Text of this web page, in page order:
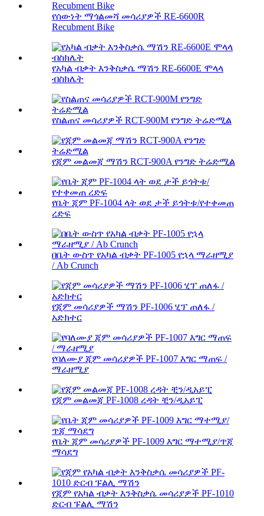
የሰውነት ማጎልመሻ መሳሪያዎች RE-6600R
Recubment Bike
የአካል ብቃት እንቅስቃሴ ማሽን RE-6600E ሞላላ
ብስክሌት
የስልጠና መሳሪያዎች RCT-900M የንግድ ትሬድሚል
የጂም መልመጃ ማሽን RCT-900A የንግድ ትሬድሚል
የቤት ጂም PF-1004 ላት ወደ ታች ይጎትቱ/የተቀመጠ
ረድፍ
በቤት ውስጥ የአካል ብቃት PF-1005 የኋላ ማራዘሚያ
/ Ab Crunch
የጂም መሳሪያዎች ማሽን PF-1006 ሂፕ ጠለፋ /
አድክተር
የባለሙያ ጂም መሳሪያዎች PF-1007 እግር ማጠፍ /
ማራዘሚያ
የጂም መልመጃ PF-1008 ረዳት ቺን/ዲአይፒ
የቤት ጂም መሳሪያዎች PF-1009 እግር ማተሚያ/ጥጃ
ማሳደግ
የጂም የአካል ብቃት እንቅስቃሴ መሳሪያዎች PF-1010
ድርብ ፑልሊ ማሽን